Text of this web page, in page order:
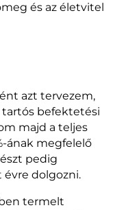
és az életvitel
azt tervezem,
tartós befektetési
majd a teljes
ának megfelelő
pedig
évre dolgozni.
termelt